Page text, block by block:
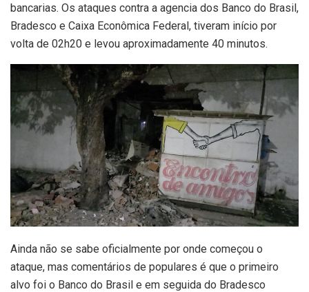
bancarias. Os ataques contra a agencia dos Banco do Brasil,
Bradesco e Caixa Econômica Federal, tiveram início por
volta de 02h20 e levou aproximadamente 40 minutos.
Ainda não se sabe oficialmente por onde começou o
ataque, mas comentários de populares é que o primeiro
alvo foi o Banco do Brasil e em seguida do Bradesco